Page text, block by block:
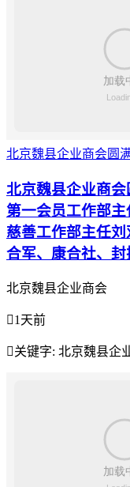
北京魏县企业商会圆
北京魏县企业商
第一会员工作部
慈善工作部主任
合军、康合社、
北京魏县企业商会
1天前
关键字: 北京魏县企